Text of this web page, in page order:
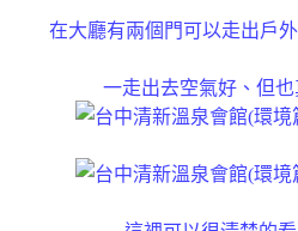
在大廳有兩個門可以走出戶
一走出去空氣好、但